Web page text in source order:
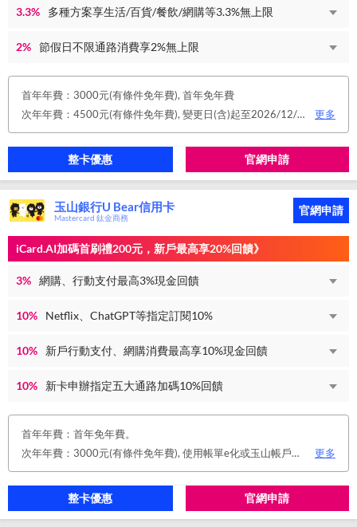
3.3% 多種方案享生活/百貨/餐飲/網購等3.3%無上限
2% 節假日不限通路消費享2%無上限
首年年費：3000元(有條件免年費), 首年免年費
次年年費：4500元(有條件免年費), 變更日(含)起至2026/12/31止，符合原卡別之免年費消費條件 或 使用台新信用卡數位帳單(包含電子/行動帳單)且生效，即享免年費優惠。
更多
整卡優惠 官網申請
玉山銀行U Bear信用卡
Mastercard 鈦金商務
官網申請
iCard.AI加碼首刷禮200元，新戶最高享20%回饋》
3% 網購、行動支付最高3%現金回饋
10% Netflix、ChatGPT等指定訂閱10%
10% 新戶行動支付、網購消費最高享10%現金回饋
10% 新卡申辦指定五大通路加碼10%回饋
首年年費：首年免年費。
次年年費：3000元(有條件免年費), 使用帳單e化或玉山帳戶自動扣繳信用卡款或任消費一筆享免年費優惠。
更多
整卡優惠 官網申請